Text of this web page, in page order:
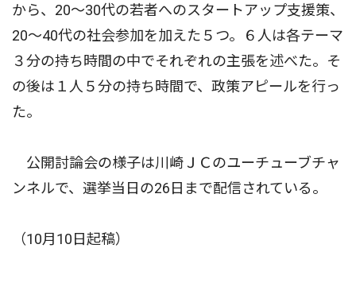
から、20〜30代の若者へのスタートアップ支援策、
20〜40代の社会参加を加えた５つ。６人は各テーマ
３分の持ち時間の中でそれぞれの主張を述べた。そ
の後は１人５分の持ち時間で、政策アピールを行っ
た。
公開討論会の様子は川崎ＪＣのユーチューブチャ
ンネルで、選挙当日の26日まで配信されている。
（10月10日起稿）